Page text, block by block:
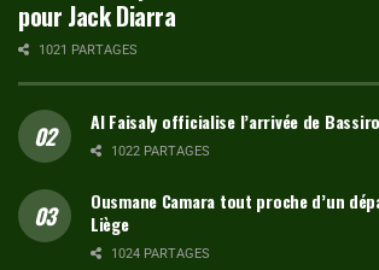
pour Jack Diarra
1021 PARTAGES
Al Faisaly officialise l’arrivée de
1022 PARTAGES
Ousmane Camara tout proche d’un
Liège
1024 PARTAGES